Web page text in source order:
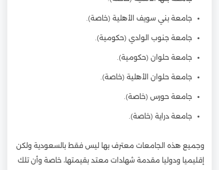
جامعة بني سويف الأهلية (خاصة).
جامعة جنوب الوادي (حكومية).
جامعة حلوان (حكومية).
جامعة حلوان الأهلية (خاصة).
جامعة حورس (خاصة).
جامعة دراية (خاصة).
وجميع هذه الجامعات معترف بها ليس فقط بالسعودية ولكن
إقليميا ودوليا مقدمة شهادات معتد بقيمتها، خاصة وأن تلك